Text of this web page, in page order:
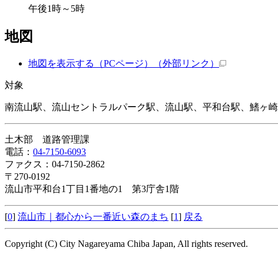
午後1時～5時
地図
地図を表示する（PCページ） （外部リンク）
対象
南流山駅、流山セントラルパーク駅、流山駅、平和台駅、鰭
土木部 道路管理課
電話： 04-7150-6093
ファクス：04-7150-2862
〒270-0192
流山市平和台1丁目1番地の1 第3庁舎1階
[0] 流山市｜都心から一番近い森のまち [1] 戻る
Copyright (C) City Nagareyama Chiba Japan, All rights reserved.